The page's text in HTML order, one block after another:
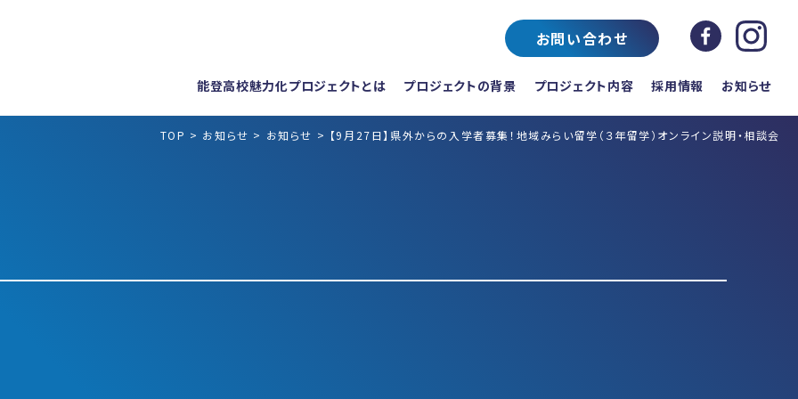
お問い合わせ
能登高校魅力化プロジェクトとは プロジェクトの背景 プロジェクト内容 採用情報 お知らせ
TOP > お知らせ > お知らせ > 【9月27日】県外からの入学者募集！地域みらい留学（３年留学）オンライン説明・相談会